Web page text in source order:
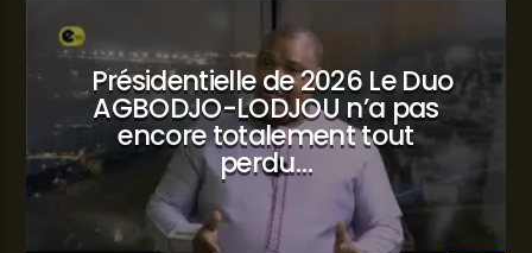
Présidentielle de 2026 Le Duo
AGBODJO-LODJOU n’a pas
encore totalement tout
perdu…